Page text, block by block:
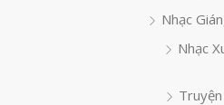
Nhạc
Nhạc
Truyện